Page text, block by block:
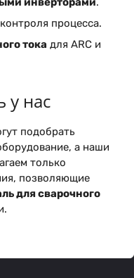
процесса.
тока для ARC и
у нас
подобрать
а наши
только
позволяющие
для сварочного